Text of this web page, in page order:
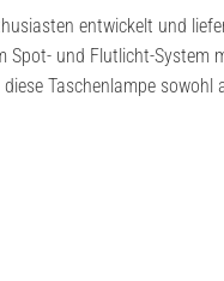
entwickelt und
Spot- und Flutlicht-System
Taschenlampe sowohl